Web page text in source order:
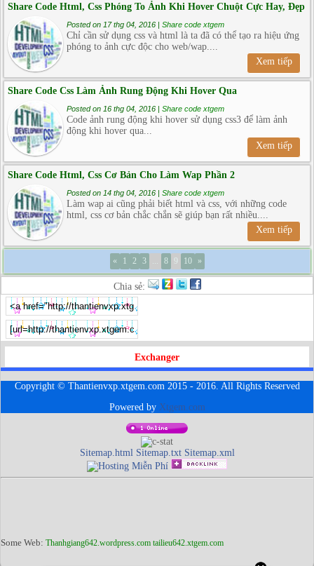
Share Code Html, Css Phóng To Ảnh Khi Hover Chuột Cực Hay, Đẹp
Posted on 17 thg 04, 2016 | Share code xtgem
Chỉ cần sử dụng css và html là ta đã có thể tạo ra hiệu ứng
phóng to ảnh cực độc cho web/wap....
Xem tiếp
Share Code Css Làm Ảnh Rung Động Khi Hover Qua
Posted on 16 thg 04, 2016 | Share code xtgem
Code ảnh rung động khi hover sử dụng css3 để làm ảnh
động khi hover qua...
Xem tiếp
Share Code Html, Css Cơ Bản Cho Làm Wap Phần 2
Posted on 14 thg 04, 2016 | Share code xtgem
Làm wap ai cũng phải biết html và css, với những code
html, css cơ bản chắc chắn sẽ giúp bạn rất nhiều....
Xem tiếp
« 1 2 3 ... 8 9 10 »
Chia sẻ:
Exchanger
Copyright © Thantienvxp.xtgem.com 2015 - 2016. All Rights Reserved
Powered by Xtgem.com
Sitemap.html Sitemap.txt Sitemap.xml
Some Web: Thanhgiang642.wordpress.com tailieu642.xtgem.com